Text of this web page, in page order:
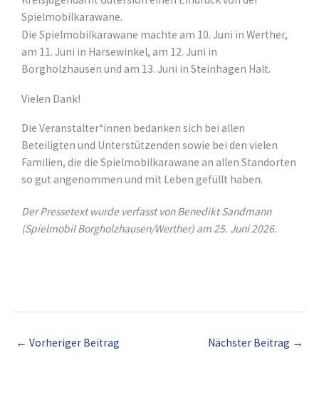
Spielmobilkarawane.
Die Spielmobilkarawane machte am 10. Juni in Werther,
am 11. Juni in Harsewinkel, am 12. Juni in
Borgholzhausen und am 13. Juni in Steinhagen Halt.
Vielen Dank!
Die Veranstalter*innen bedanken sich bei allen
Beteiligten und Unterstützenden sowie bei den vielen
Familien, die die Spielmobilkarawane an allen Standorten
so gut angenommen und mit Leben gefüllt haben.
Der Pressetext wurde verfasst von Benedikt Sandmann
(Spielmobil Borgholzhausen/Werther) am 25. Juni 2026.
← Vorheriger Beitrag Nächster Beitrag →